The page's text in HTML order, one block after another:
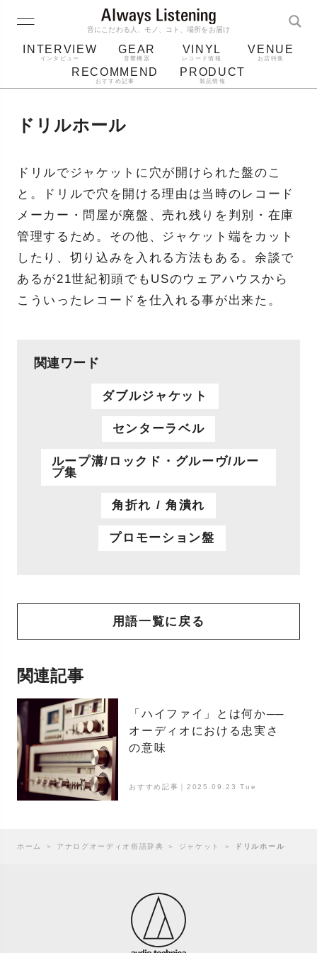
音にこだわる人、モノ、コト、場所をお届け
INTERVIEW
インタビュー
GEAR
音響機器
VINYL
レコード情報
VENUE
お店特集
RECOMMEND
おすすめ記事
PRODUCT
製品情報
ジャケット
ドリルホール
ドリルでジャケットに穴が開けられた盤のこ
と。ドリルで穴を開ける理由は当時のレコード
メーカー・問屋が廃盤、売れ残りを判別・在庫
管理するため。その他、ジャケット端をカット
したり、切り込みを入れる方法もある。余談で
あるが21世紀初頭でもUSのウェアハウスから
こういったレコードを仕入れる事が出来た。
関連ワード
ダブルジャケット
センターラベル
ループ溝/ロックド・グルーヴ/ルー
プ集
角折れ / 角潰れ
プロモーション盤
用語一覧に戻る
関連記事
「ハイファイ」とは何か──
オーディオにおける忠実さ
の意味
おすすめ記事｜2025.09.23 Tue
ホーム ＞ アナログオーディオ俗語辞典 ＞ ジャケット ＞ ドリルホール